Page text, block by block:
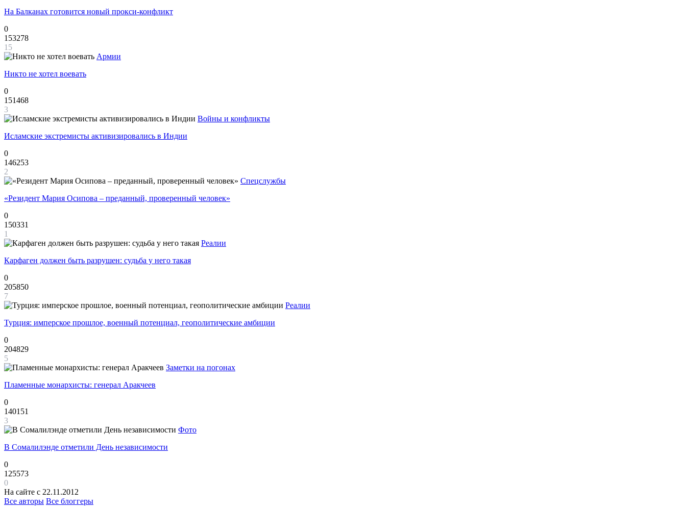
На Балканах готовится новый прокси-конфликт
0
153278
15
Армии
Никто не хотел воевать
0
151468
3
Войны и конфликты
Исламские экстремисты активизировались в Индии
0
146253
2
Спецслужбы
«Резидент Мария Осипова – преданный, проверенный человек»
0
150331
1
Реалии
Карфаген должен быть разрушен: судьба у него такая
0
205850
7
Реалии
Турция: имперское прошлое, военный потенциал, геополитические амбиции
0
204829
5
Заметки на погонах
Пламенные монархисты: генерал Аракчеев
0
140151
3
Фото
В Сомалилэнде отметили День независимости
0
125573
0
На сайте с 22.11.2012
Все авторы Все блоггеры